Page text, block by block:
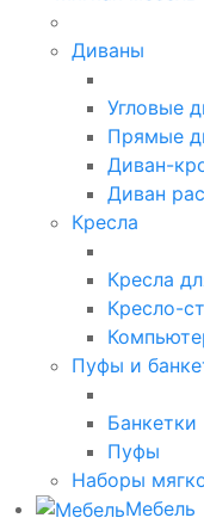
Диваны
Угловые
Прямые
Диван-
Диван
Кресла
Кресла
Кресло-
Пуфы и
Банкетки
Пуфы
Наборы
Мебель